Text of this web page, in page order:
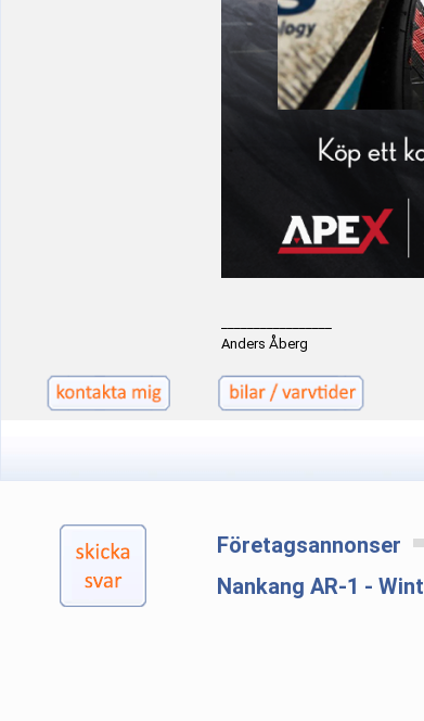
Anders Åberg
Företagsannonser
Nankang AR-1 -